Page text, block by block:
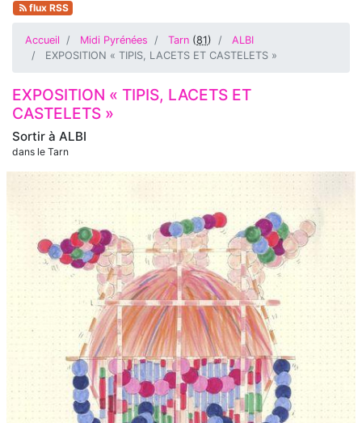
flux RSS
Accueil Midi Pyrénées Tarn (81)
ALBI
EXPOSITION « TIPIS, LACETS ET CASTELETS »
Sortir à ALBI
dans le Tarn
EXPOSITION « TIPIS, LACETS ET
CASTELETS »